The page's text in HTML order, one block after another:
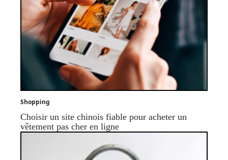
Shopping
Choisir un site chinois fiable pour acheter un
vêtement pas cher en ligne